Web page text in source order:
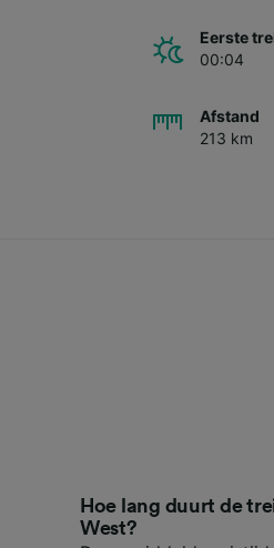
Eerste
00:04
Afstand
213 km
Hoe lang duurt de
West?